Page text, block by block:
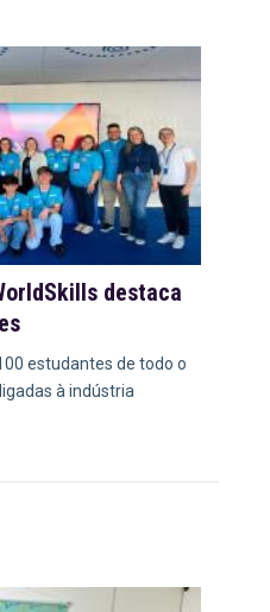
destaca
estudantes de todo o
à indústria